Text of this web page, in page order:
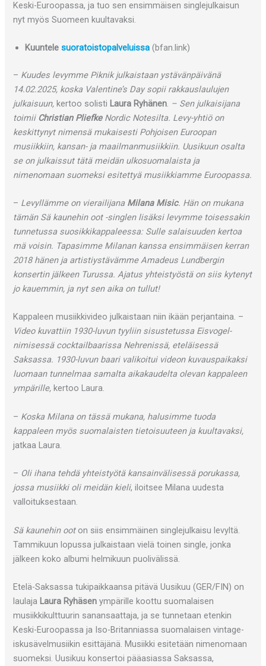
Keski-Euroopassa, ja tuo sen ensimmäisen singlejulkaisun
nyt myös Suomeen kuultavaksi.
Kuuntelesuoratoistopalveluissa(bfan.link)
– Kuudes levymme Piknik julkaistaan ystävänpäivänä
14.02.2025, koska Valentine’s Day sopii rakkauslaulujen
julkaisuun,kertoo solisti Laura Ryhänen. – Sen julkaisijana
toimii Christian PliefkeNordic Notesilta. Levy-yhtiö on
keskittynyt nimensä mukaisesti Pohjoisen Euroopan
musiikkiin, kansan- ja maailmanmusiikkiin. Uusikuun osalta
se on julkaissut tätä meidän ulkosuomalaista ja
nimenomaan suomeksi esitettyä musiikkiamme Euroopassa.
– Levyllämme on vierailijana Milana Misic. Hän on mukana
tämän Sä kaunehin oot -singlen lisäksi levymme toisessakin
tunnetussa suosikkikappaleessa: Sulle salaisuuden kertoa
mä voisin. Tapasimme Milanan kanssa ensimmäisen kerran
2018 hänen ja artistiystävämme Amadeus Lundbergin
konsertin jälkeen Turussa. Ajatus yhteistyöstä on siis kytenyt
jo kauemmin, ja nyt sen aika on tullut!
Kappaleen musiikkivideo julkaistaan niin ikään perjantaina. –
Video kuvattiin 1930-luvun tyyliin sisustetussa Eisvogel-
nimisessä cocktailbaarissa Nehrenissä, eteläisessä
Saksassa. 1930-luvun baari valikoitui videon kuvauspaikaksi
luomaan tunnelmaa samalta aikakaudelta olevan kappaleen
ympärille, kertoo Laura.
– Koska Milana on tässä mukana, halusimme tuoda
kappaleen myös suomalaisten tietoisuuteen ja kuultavaksi,
jatkaa Laura.
– Oli ihana tehdä yhteistyötä kansainvälisessä porukassa,
jossa musiikki oli meidän kieli, iloitsee Milana uudesta
valloituksestaan.
Sä kaunehin ooton siis ensimmäinen singlejulkaisu levyltä.
Tammikuun lopussa julkaistaan vielä toinen single, jonka
jälkeen koko albumi helmikuun puolivälissä.
Etelä-Saksassa tukipaikkaansa pitävä Uusikuu (GER/FIN) on
laulaja Laura Ryhäsen ympärille koottu suomalaisen
musiikkikulttuurin sanansaattaja, ja se tunnetaan etenkin
Keski-Euroopassa ja Iso-Britanniassa suomalaisen vintage-
iskusävelmusiikin esittäjänä. Musiikki esitetään nimenomaan
suomeksi. Uusikuu konsertoi pääasiassa Saksassa,